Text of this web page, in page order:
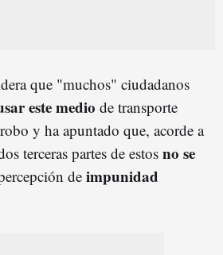
que "muchos" ciudadanos
este medio de transporte
y ha apuntado que, acorde a
terceras partes de estos no se
de impunidad